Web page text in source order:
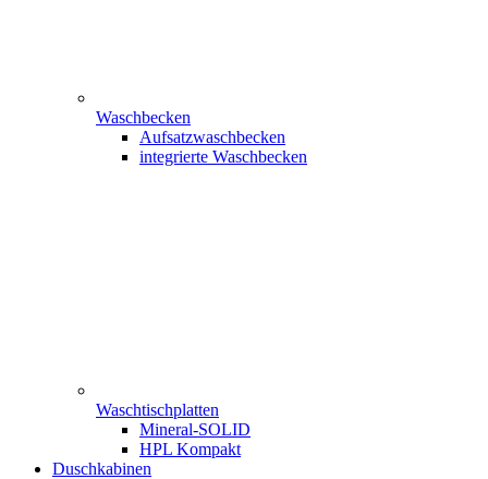
Waschbecken
Aufsatzwaschbecken
integrierte Waschbecken
Waschtischplatten
Mineral-SOLID
HPL Kompakt
Duschkabinen